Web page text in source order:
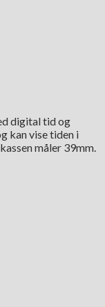
digital tid og
kan vise tiden i
måler 39mm.